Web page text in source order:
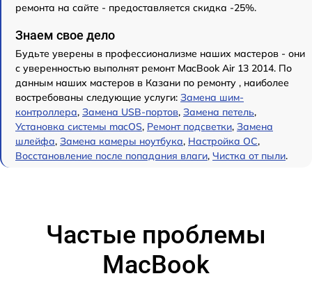
ремонта на сайте - предоставляется скидка -25%.
Знаем свое дело
Будьте уверены в профессионализме наших мастеров - они
с уверенностью выполнят ремонт MacBook Air 13 2014. По
данным наших мастеров в Казани по ремонту , наиболее
востребованы следующие услуги: Замена шим-
контроллера, Замена USB-портов, Замена петель,
Установка системы macOS, Ремонт подсветки, Замена
шлейфа, Замена камеры ноутбука, Настройка ОС,
Восстановление после попадания влаги, Чистка от пыли.
Частые проблемы
MacBook